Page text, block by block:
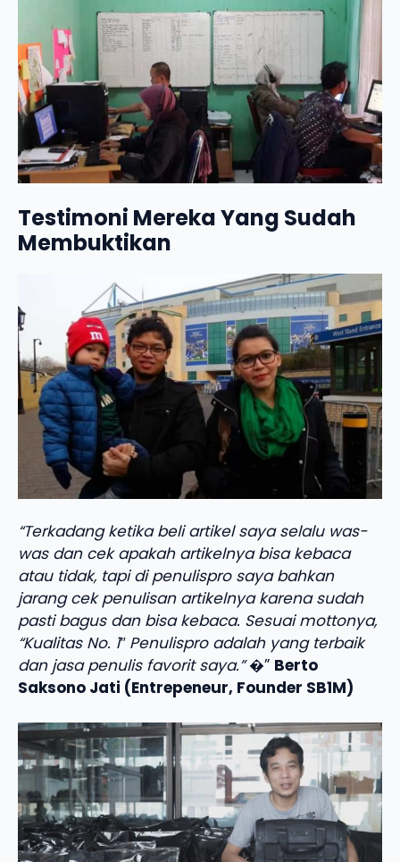
Testimoni Mereka Yang Sudah
Membuktikan
“Terkadang ketika beli artikel saya selalu was-
was dan cek apakah artikelnya bisa kebaca
atau tidak, tapi di penulispro saya bahkan
jarang cek penulisan artikelnya karena sudah
pasti bagus dan bisa kebaca. Sesuai mottonya,
“Kualitas No. 1″ Penulispro adalah yang terbaik
dan jasa penulis favorit saya.”�” Berto
Saksono Jati (Entrepeneur, Founder SB1M)